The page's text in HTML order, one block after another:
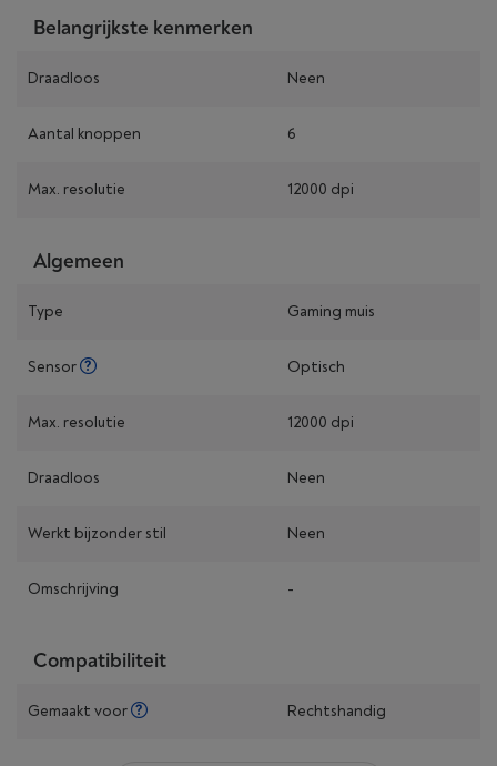
Belangrijkste kenmerken
Draadloos Neen
Aantal knoppen 6
Max. resolutie 12000 dpi
Algemeen
Type Gaming muis
Sensor Optisch
Max. resolutie 12000 dpi
Draadloos Neen
Werkt bijzonder stil Neen
Omschrijving -
Compatibiliteit
Gemaakt voor Rechtshandig